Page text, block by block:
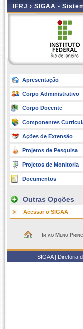
IFRJ › SIGAA -
Apresentação
Corpo Administrativo
Corpo Docente
Componentes
Ações de Extensão
Projetos de Pesquisa
Projetos de Monitoria
Documentos
Outras Opções
Acessar o SIGAA
Ir ao Menu
SIGAA | Diretoria